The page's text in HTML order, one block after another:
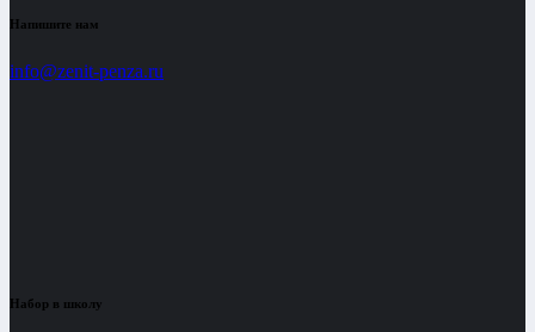
Напишите нам
info@zenit-penza.ru
Набор в школу